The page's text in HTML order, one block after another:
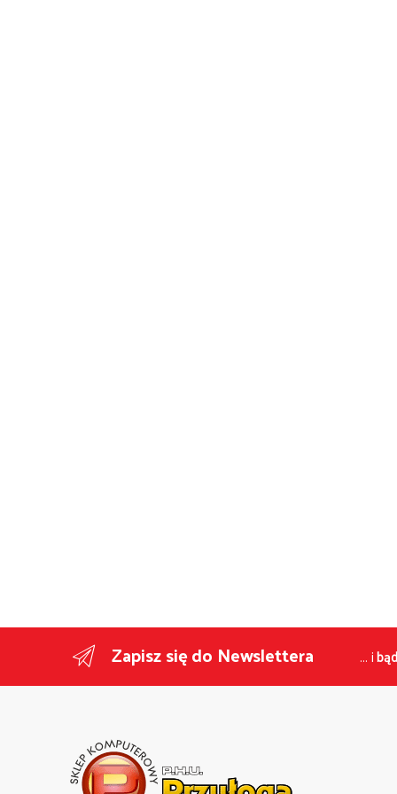
Zapisz się do Newslettera ... i